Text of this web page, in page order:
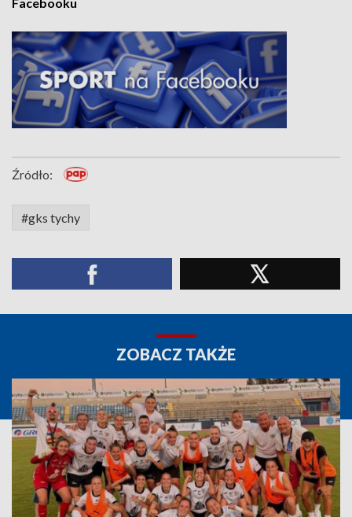
Źródło:
#gks tychy
ZOBACZ TAKŻE